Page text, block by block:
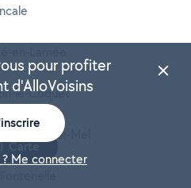
le-Coquet
Malon-sur-Mel
Carte
pour profiter
d'AlloVoisins
Me connecter